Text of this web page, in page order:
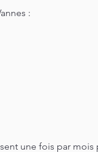
:
une fois par